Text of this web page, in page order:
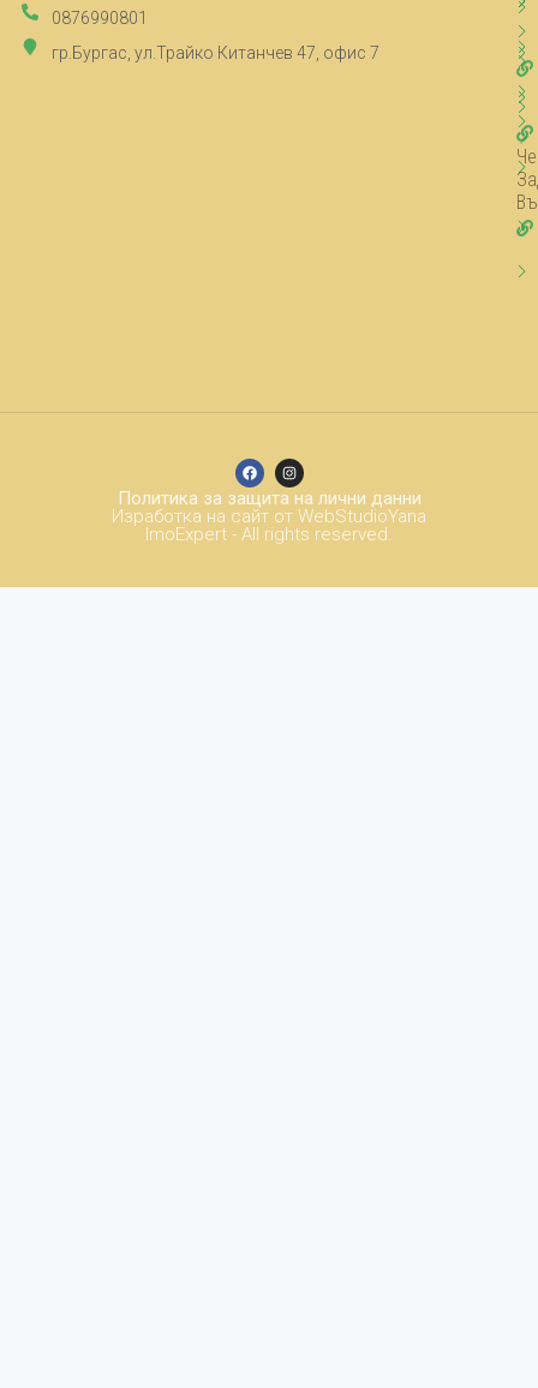
0876990801
гр.Бургас, ул.Трайко Китанчев 47, офис 7
ImoExpert - All rights reserved.
Изработка на сайт от WebStudioYana
Политика за защита на лични данни